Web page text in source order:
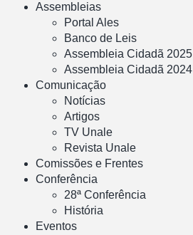
Assembleias
Portal Ales
Banco de Leis
Assembleia Cidadã 2025
Assembleia Cidadã 2024
Comunicação
Notícias
Artigos
TV Unale
Revista Unale
Comissões e Frentes
Conferência
28ª Conferência
História
Eventos